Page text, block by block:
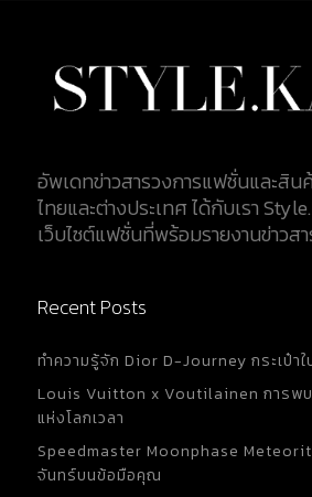
อัพเดทข่าวสารวงการแฟชั่นและสิน
ไทยและต่างประเทศ ได้กับเรา
เว็บไซต์แฟชั่นที่พร้อมรายงานข่าว
Recent Posts
ทำความรู้จัก Dior D-Journey กระเป๋า
Louis Vuitton x Voutilainen การพ
แห่งโลกเวลา
Speedmaster Moonphase
จันทร์บนข้อมือคุณ